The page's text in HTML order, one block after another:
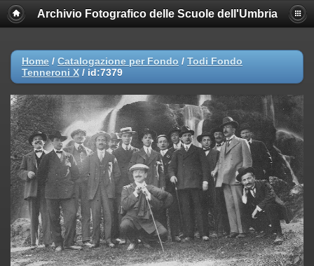
Archivio Fotografico delle Scuole dell'Umbria
Home / Catalogazione per Fondo / Todi Fondo
Tenneroni X / id:7379